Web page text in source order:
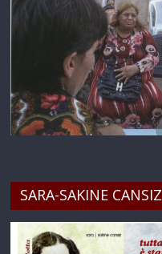
SARA-SAKINE CANSIZ